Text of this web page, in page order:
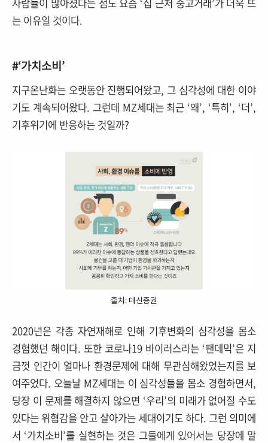
사람들이 많아졌다는 점도 요즘 ‘집 근처 중고거래’가 더욱 뜨
는 이유일 것이다.
#‘가치소비’
지구온난화는 오랫동안 진행되어왔고, 그 심각성에 대한 이야
기도 계속되어왔다. 그런데 MZ세대는 최근 ‘왜’, ‘특히’, ‘더’,
기후위기에 반응하는 것일까?
출처: 대신증권
2020년은 각종 자연재해로 인해 기후변화의 심각성을 몸소
경험했던 해이다. 또한 코로나19 바이러스라는 ‘팬데믹’은 지
금껏 인간이 얼마나 환경문제에 대해 무관심해왔었는지를 보
여주었다. 오늘날 MZ세대는 이 심각성들을 몸소 경험하면서,
당장 이 문제를 해결하지 않으면 ‘우리’의 미래가 없어질 수도
있다는 위협감을 안고 살아가는 세대이기도 하다. 그런 의미에
서 ‘가치소비’를 실현하는 것은 그들에게 있어서는 당장에 말